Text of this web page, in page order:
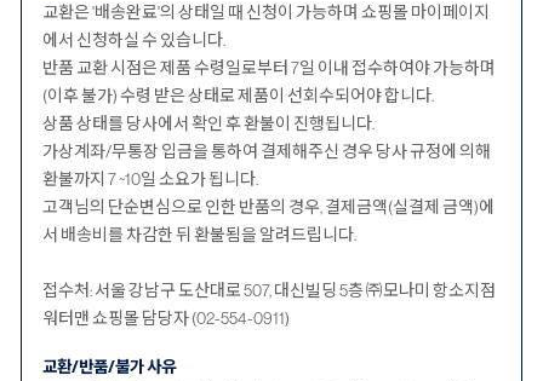
교환은 '배송완료'의 상태일 때 신청이 가능하며 쇼핑몰 마이페이지
에서 신청하실 수 있습니다.
반품 교환 시점은 제품 수령일로부터 7일 이내 접수하여야 가능하며
(이후 불가) 수령 받은 상태로 제품이 선회수되어야 합니다.
상품 상태를 당사에서 확인 후 환불이 진행됩니다.
가상계좌/무통장 입금을 통하여 결제해주신 경우 당사 규정에 의해
환불까지 7 ~10일 소요가 됩니다.
고객님의 단순변심으로 인한 반품의 경우, 결제금액(실결제 금액)에
서 배송비를 차감한 뒤 환불됨을 알려드립니다.
접수처: 서울 강남구 도산대로 507, 대신빌딩 5층 ㈜모나미 항소지점
워터맨 쇼핑몰 담당자 (02-554-0911)
교환/반품/불가 사유